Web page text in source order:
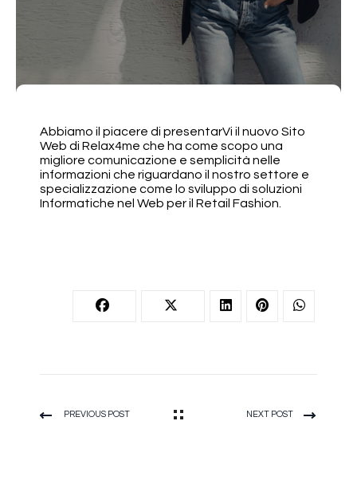
Abbiamo il piacere di presentarVi il nuovo Sito
Web di Relax4me che ha come scopo una
migliore comunicazione e semplicità nelle
informazioni che riguardano il nostro settore e
specializzazione come lo sviluppo di soluzioni
Informatiche nel Web per il Retail Fashion.
PREVIOUS POST NEXT POST